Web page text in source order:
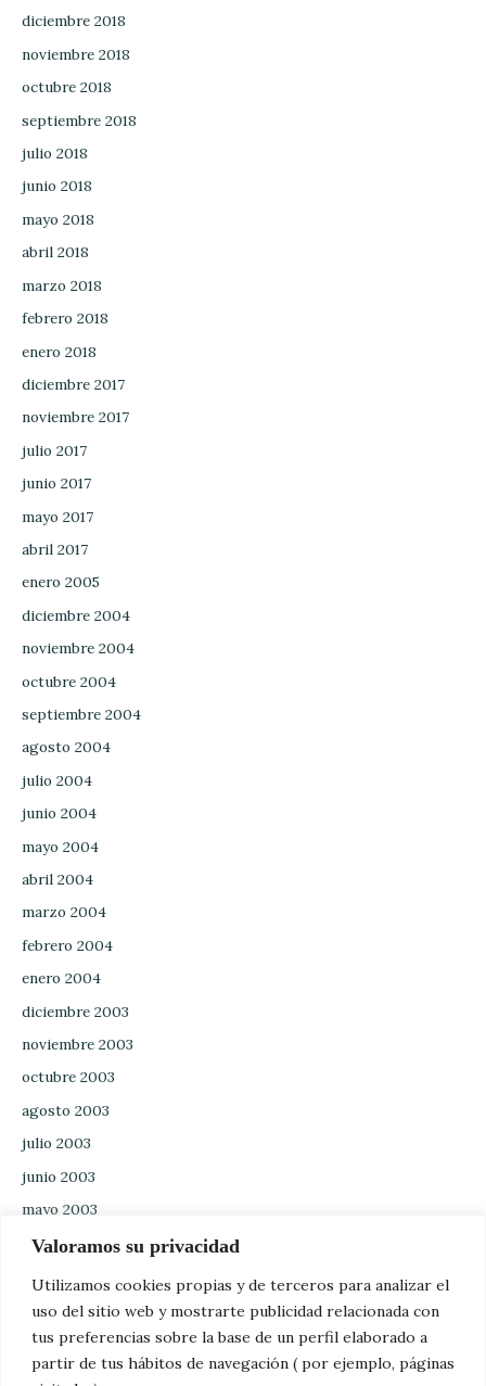
Valoramos su privacidad
Utilizamos cookies propias y de terceros para analizar el
uso del sitio web y mostrarte publicidad relacionada con
tus preferencias sobre la base de un perfil elaborado a
partir de tus hábitos de navegación ( por ejemplo, páginas
diciembre 2018
noviembre 2018
octubre 2018
septiembre 2018
julio 2018
junio 2018
mayo 2018
abril 2018
marzo 2018
febrero 2018
enero 2018
diciembre 2017
noviembre 2017
julio 2017
junio 2017
mayo 2017
abril 2017
enero 2005
diciembre 2004
noviembre 2004
octubre 2004
septiembre 2004
agosto 2004
julio 2004
junio 2004
mayo 2004
abril 2004
marzo 2004
febrero 2004
enero 2004
diciembre 2003
noviembre 2003
octubre 2003
agosto 2003
julio 2003
junio 2003
mayo 2003
abril 2003
marzo 2003
febrero 2003
enero 2003
diciembre 2002